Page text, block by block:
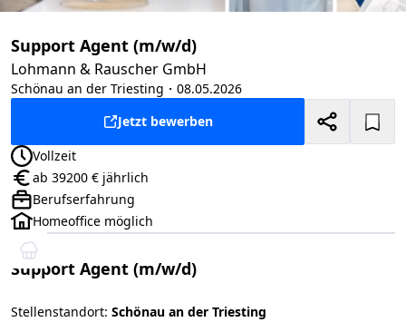
Support Agent (m/w/d)
Lohmann & Rauscher GmbH
Schönau an der Triesting ・08.05.2026
Jetzt bewerben
Anstellungsart:
Vollzeit
Gehalt:ab 39200 € jährlich
Positionsebene:
Berufserfahrung
Homeoffice möglich
Support Agent (m/w/d)
Stellenstandort: Schönau an der Triesting